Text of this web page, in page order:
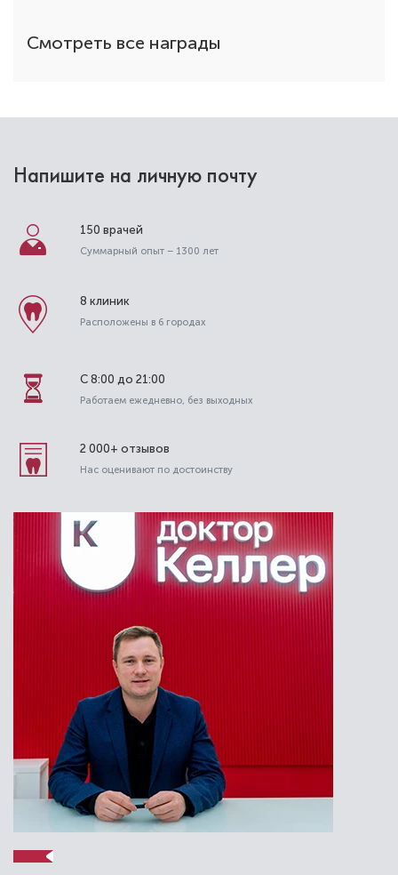
Саакян Дарья Артуровна
Стоматолог-терапевт
Стаж работы: 2 года
Костюнина Виктория Павловна
Стоматолог-терапевт
Специальность: терапия
Стаж работы: 2 года
Смотреть все награды
Напишите на личную почту
150 врачей
Суммарный опыт – 1300 лет
8 клиник
Расположены в 6 городах
С 8:00 до 21:00
Работаем ежедневно, без выходных
2 000+ отзывов
Нас оценивают по достоинству